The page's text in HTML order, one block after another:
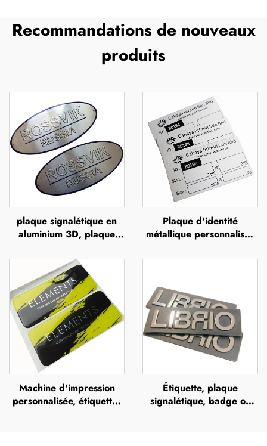
Recommandations de nouveaux
produits
plaque signalétique en
aluminium 3D, plaque
inoxydable, étiquette
métallique avec logo en
relief
Plaque d'identité
métallique personnalisée
d'identité en aluminium
Machine d'impression
personnalisée, étiquettes
Étiquette, plaque
signalétique, badge ou